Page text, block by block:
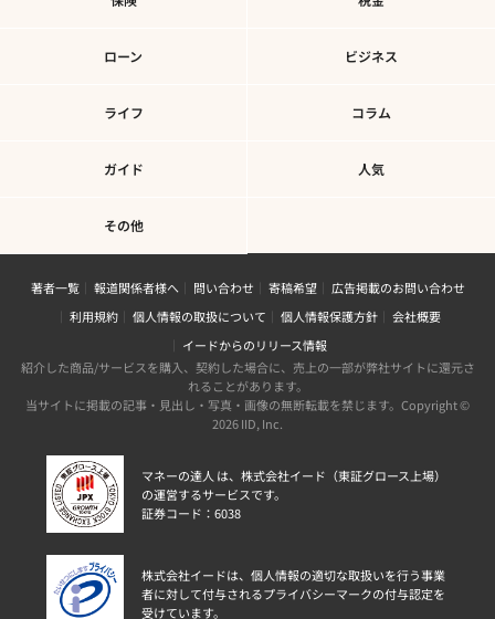
ローン ビジネス
ライフ コラム
ガイド 人気
その他
著者一覧 報道関係者様へ 問い合わせ 寄稿希望
広告掲載のお問い合わせ
利用規約
個人情報の取扱について 個人情報保護方針
会社概要
イードからのリリース情報
紹介した商品/サービスを購入、契約した場合に、売上の一部が弊社サイトに還元さ
れることがあります。
当サイトに掲載の記事・見出し・写真・画像の無断転載を禁じます。Copyright ©
2026 IID, Inc.
マネーの達人 は、株式会社イード（東証グロース上場）
の運営するサービスです。
証券コード：6038
株式会社イードは、個人情報の適切な取扱いを行う事業
者に対して付与されるプライバシーマークの付与認定を
受けています。